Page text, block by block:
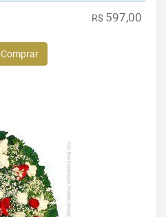
R$ 597,00
Comprar